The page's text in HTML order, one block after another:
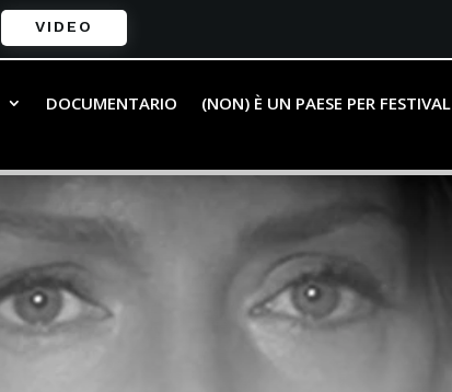
VIDEO
DOCUMENTARIO (NON) È UN PAESE PER FESTIVAL